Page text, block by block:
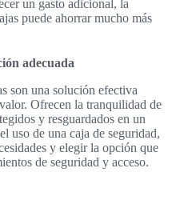
un gasto adicional, la
puede ahorrar mucho más
adecuada
son una solución efectiva
Ofrecen la tranquilidad de
y resguardados en un
uso de una caja de seguridad,
y elegir la opción que
de seguridad y acceso.